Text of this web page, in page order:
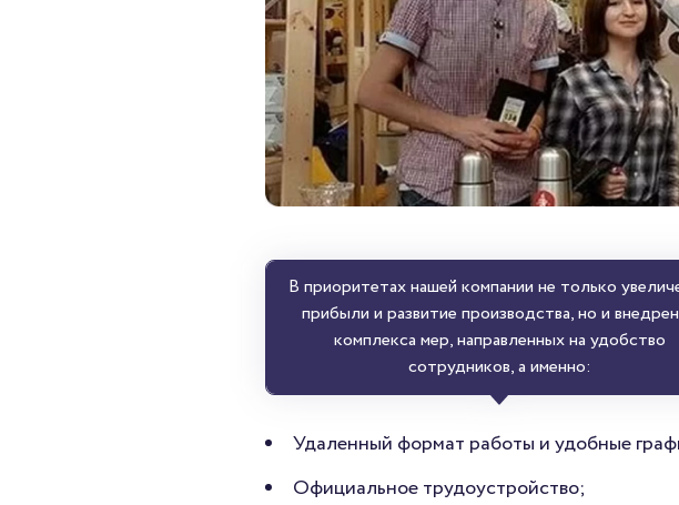
В приоритетах нашей компании не только
прибыли и развитие производства, но и
комплекса мер, направленных на удобство
сотрудников, а именно:
Удаленный формат работы и удобные
Официальное трудоустройство;